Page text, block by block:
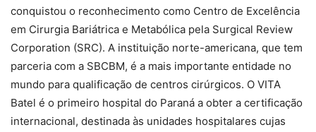
conquistou o reconhecimento como Centro de Excelência
em Cirurgia Bariátrica e Metabólica pela Surgical Review
Corporation (SRC). A instituição norte-americana, que tem
parceria com a SBCBM, é a mais importante entidade no
mundo para qualificação de centros cirúrgicos. O VITA
Batel é o primeiro hospital do Paraná a obter a certificação
internacional, destinada às unidades hospitalares cujas